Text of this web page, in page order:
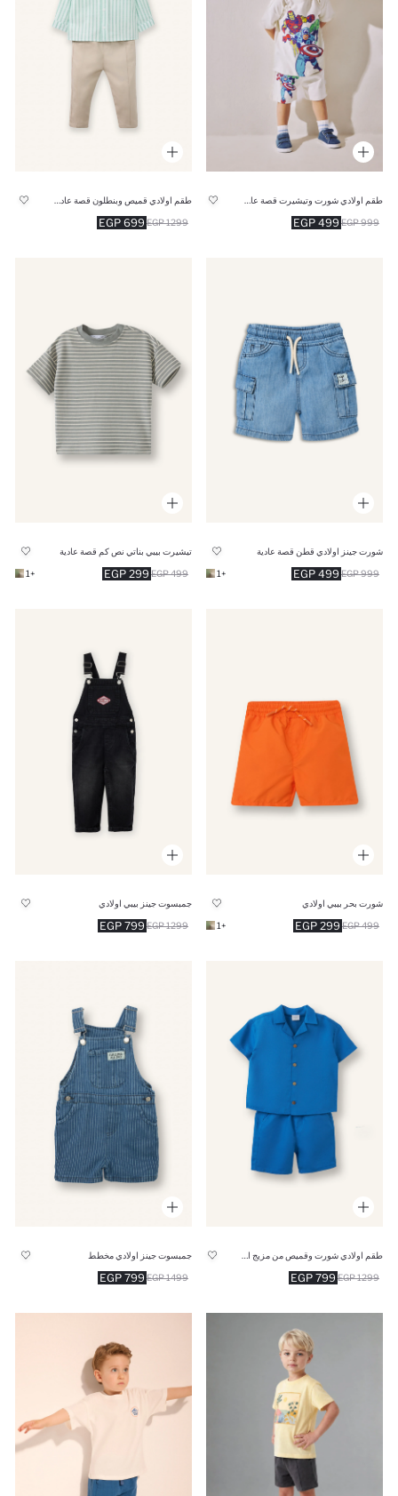
499 EGP 999 EGP
699 EGP 1299 EGP
شورت جينز اولادي قطن قصة عادية
499 EGP 999 EGP
+1
تيشيرت بيبي بناتي نص كم قصة عادية
299 EGP 499 EGP
+1
شورت بحر بيبي اولادي
299 EGP 499 EGP
+1
جمبسوت جينز بيبي اولادي
799 EGP 1299 EGP
799 EGP 1299 EGP
جمبسوت جينز اولادي مخطط
799 EGP 1499 EGP